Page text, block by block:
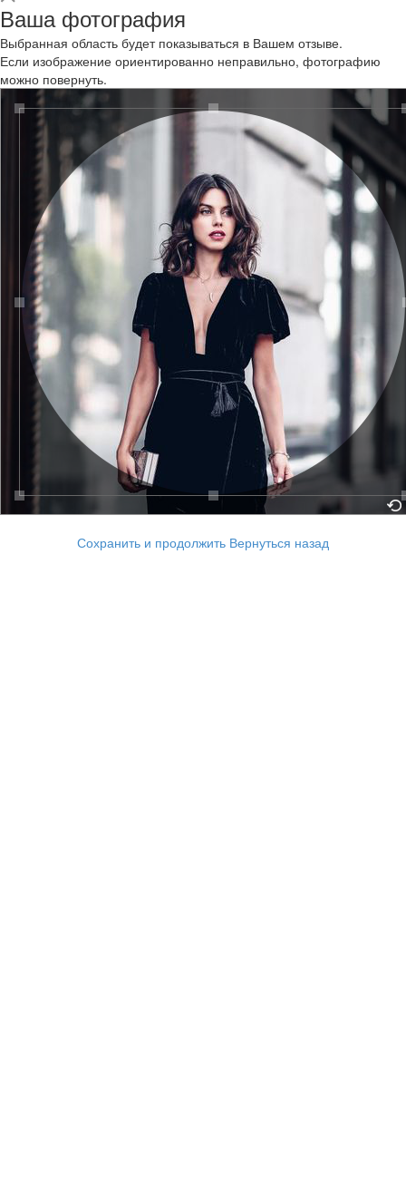
Ваша фотография
Выбранная область будет показываться в Вашем отзыве.
Если изображение ориентированно неправильно, фотографию
можно повернуть.
Сохранить и продолжить Вернуться назад